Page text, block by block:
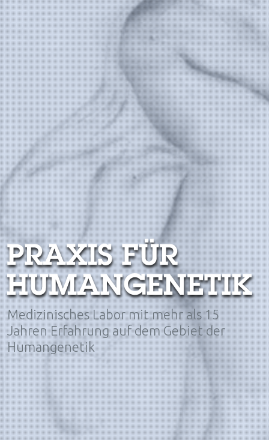
Medizinisches Labor mit mehr als 15
Jahren Erfahrung auf dem Gebiet der
Humangenetik